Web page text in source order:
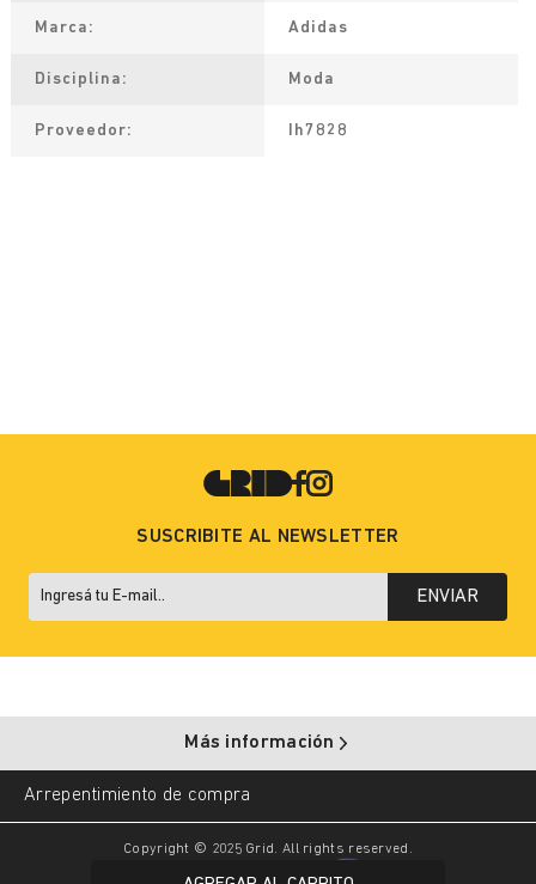
Marca Adidas
Disciplina Moda
Proveedor Ih7828
SUSCRIBITE AL NEWSLETTER
ENVIAR
Más información
Arrepentimiento de compra
Copyright © 2025 Grid. All rights reserved.